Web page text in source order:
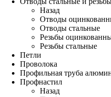
Назад
Отводы
Отводы стальные
Резьбы
Резьбы стальные
Петли
Проволока
Профильная труба
Профнастил
Назад